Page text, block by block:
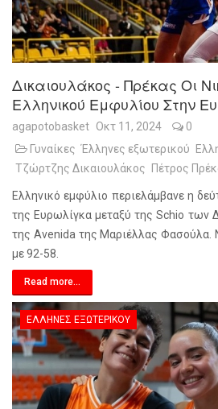
Δικαιουλάκος - Πρέκας Οι
Ελληνικού Εμφυλίου Στην
agapotobasket Οκτ 11, 2024
0
Γυναίκες Έλληνες εξωτερικού
Τζώρτζης Δικαιουλάκος
Πέτρος
Ελληνικό εμφύλιο περιελάμβανε η
της Ευρωλίγκα μεταξύ της Schio των
της Avenida της Μαριέλλας Φασούλα.
με 92-58.
Read more...
ΈΛΛΗΝΕΣ ΕΞΩΤΕΡΙΚΟΎ